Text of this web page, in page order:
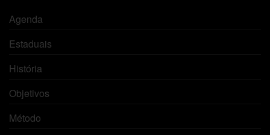
Agenda
Estaduais
História
Objetivos
Método